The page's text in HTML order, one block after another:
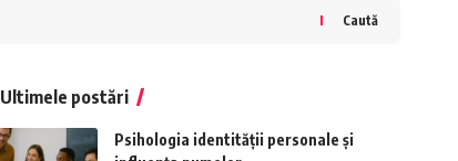
Caută
Ultimele postări
Psihologia identității personale și